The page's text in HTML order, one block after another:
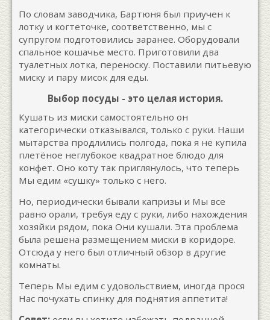
По словам заводчика, Бартюня был приучен к
лотку и когтеточке, соответственно, мы с
супругом подготовились заранее. Оборудовали
спальное кошачье место. Приготовили два
туалетных лотка, переноску. Поставили питьевую
миску и пару мисок для еды.
Выбор посуды - это целая история.
Кушать из миски самостоятельно он
категорически отказывался, только с руки. Наши
мытарства продлились полгода, пока я не купила
плетёное неглубокое квадратное блюдо для
конфет. Оно коту так приглянулось, что теперь
Мы едим «сушку» только с него.
Но, периодически бывали капризы и Мы все
равно орали, требуя еду с руки, либо нахождения
хозяйки рядом, пока Они кушали. Эта проблема
была решена размещением миски в коридоре.
Отсюда у него был отличный обзор в другие
комнаты.
Теперь Мы едим с удовольствием, иногда прося
Нас почухать спинку для поднятия аппетита!